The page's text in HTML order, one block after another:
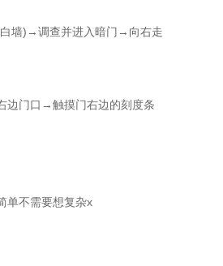
墙)→调查并进入暗门→向右走
边门口→触摸门右边的刻度条
单不需要想复杂x